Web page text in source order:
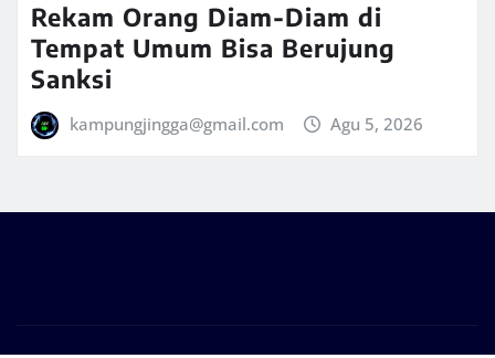
Rekam Orang Diam-Diam di
Tempat Umum Bisa Berujung
Sanksi
kampungjingga@gmail.com Agu 5, 2026